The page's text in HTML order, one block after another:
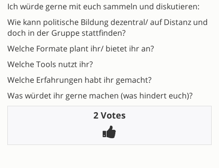
Ich würde gerne mit euch sammeln und diskutieren:
Wie kann politische Bildung dezentral/ auf Distanz und
doch in der Gruppe stattfinden?
Welche Formate plant ihr/ bietet ihr an?
Welche Tools nutzt ihr?
Welche Erfahrungen habt ihr gemacht?
Was würdet ihr gerne machen (was hindert euch)?
2 Votes